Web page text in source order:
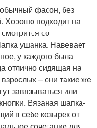
фасон, без
Хорошо подходит на
со
ушанка. Навевает
у каждого была
отлично сидящая на
– они такие же
завязываться или
Вязаная шапка-
в себе козырек от